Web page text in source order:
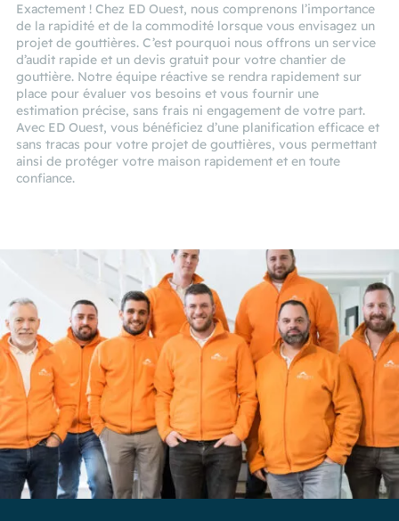
Exactement ! Chez ED Ouest, nous comprenons l’importance
de la rapidité et de la commodité lorsque vous envisagez un
projet de gouttières. C’est pourquoi nous offrons un service
d’audit rapide et un devis gratuit pour votre chantier de
gouttière. Notre équipe réactive se rendra rapidement sur
place pour évaluer vos besoins et vous fournir une
estimation précise, sans frais ni engagement de votre part.
Avec ED Ouest, vous bénéficiez d’une planification efficace et
sans tracas pour votre projet de gouttières, vous permettant
ainsi de protéger votre maison rapidement et en toute
confiance.